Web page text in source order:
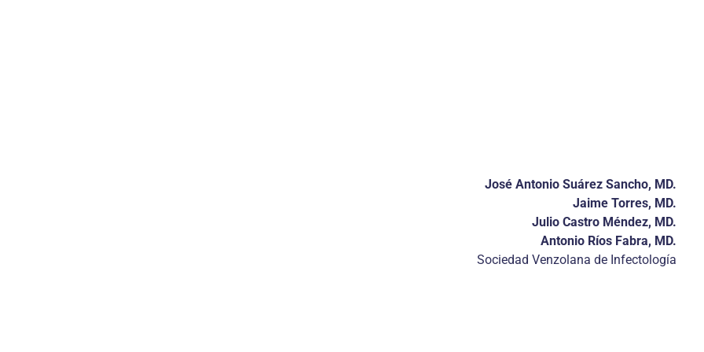
José Antonio Suárez Sancho, MD.
Jaime Torres, MD.
Julio Castro Méndez, MD.
Antonio Ríos Fabra, MD.
Sociedad Venzolana de Infectología